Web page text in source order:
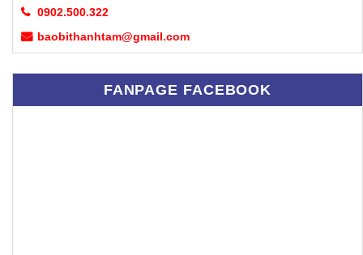
0902.500.322
baobithanhtam@gmail.com
FANPAGE FACEBOOK